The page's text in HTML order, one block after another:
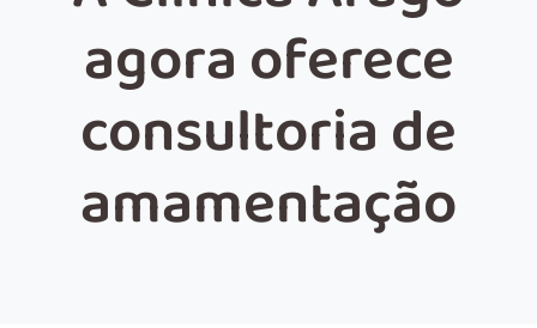
AGENDAR CONSULTA
agora oferece
consultoria de
amamentação